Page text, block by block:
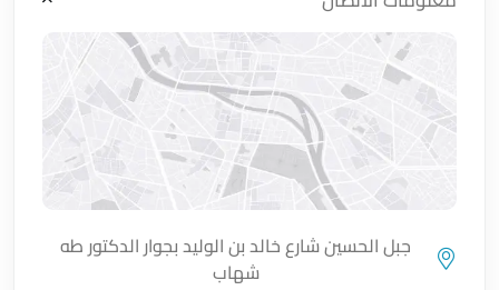
جبل الحسين شارع خالد بن الوليد بجوار الدكتور طه
شهاب